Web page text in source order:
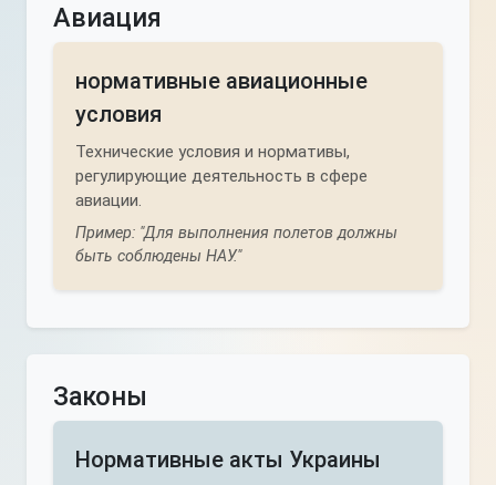
Авиация
нормативные авиационные
условия
Технические условия и нормативы,
регулирующие деятельность в сфере
авиации.
Пример: "Для выполнения полетов должны
быть соблюдены НАУ."
Законы
Нормативные акты Украины